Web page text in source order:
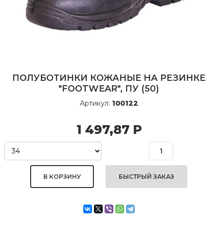
ПОЛУБОТИНКИ КОЖАНЫЕ НА РЕЗИНКЕ
"FOOTWEAR", ПУ (50)
Артикул: 100122
1 497,87 Р
БЫСТРЫЙ ЗАКАЗ